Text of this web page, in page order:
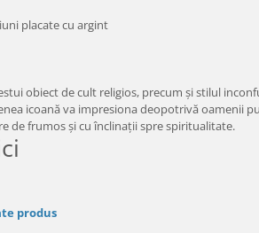
placate cu argint
obiect de cult religios, precum şi stilul
icoană va impresiona deopotrivă oamenii
de frumos şi cu înclinaţii spre spiritualitate.
produs